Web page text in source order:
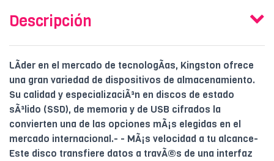
Descripción
LÃ­der en el mercado de tecnologÃ­as, Kingston ofrece
una gran variedad de dispositivos de almacenamiento.
Su calidad y especializaciÃ³n en discos de estado
sÃ³lido (SSD), de memoria y de USB cifrados la
convierten una de las opciones mÃ¡s elegidas en el
mercado internacional.- - MÃ¡s velocidad a tu alcance-
Este disco transfiere datos a travÃ©s de una interfaz